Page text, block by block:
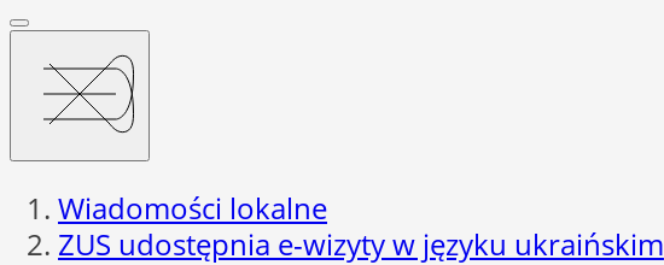
Wiadomości lokalne
ZUS udostępnia e-wizyty w języku ukraińskim